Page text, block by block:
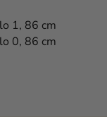
1, 86 cm
0, 86 cm